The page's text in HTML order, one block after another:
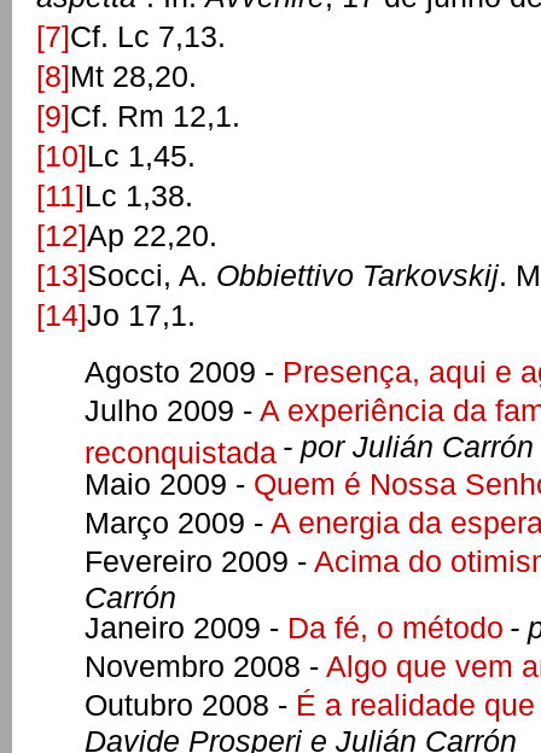
[7]Cf. Lc 7,13.
[8]Mt 28,20.
[9]Cf. Rm 12,1.
[10]Lc 1,45.
[11]Lc 1,38.
[12]Ap 22,20.
[13]Socci, A. Obbiettivo Tarkovskij.
[14]Jo 17,1.
Agosto 2009 - Presença, aqui e
Julho 2009 - A experiência da
reconquistada - por Julián Carrón
Maio 2009 - Quem é Nossa
Março 2009 - A energia da
Fevereiro 2009 - Acima do
Carrón
Janeiro 2009 - Da fé, o método -
Novembro 2008 - Algo que vem
Outubro 2008 - É a realidade
Davide Prosperi e Julián Carrón